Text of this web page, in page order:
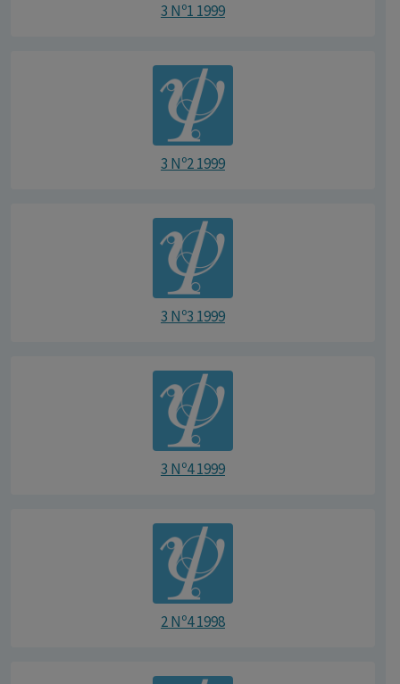
3 Nº1 1999
3 Nº2 1999
3 Nº3 1999
3 Nº4 1999
2 Nº4 1998